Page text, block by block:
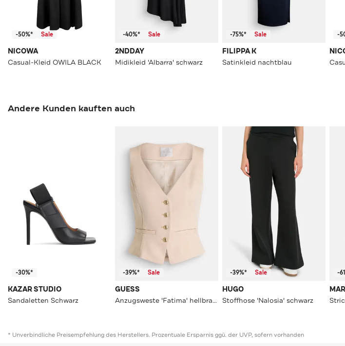
-50%* Sale
NICOWA
Casual-Kleid OWILA BLACK
-40%* Sale
2NDDAY
Midikleid 'Albarra' schwarz
-75%* Sale
FILIPPA K
Satinkleid nachtblau
-
Andere Kunden kauften auch
-30%*
KAZAR STUDIO
Sandaletten Schwarz
-39%* Sale
GUESS
Anzugsweste 'Fatima' hellbraun
-39%* Sale
HUGO
Stoffhose 'Nalosia' schwarz
-
* Unverbindliche Preisempfehlung des Herstellers. Prozentuale Ersparnis ggü. der UVP, sofern vorhanden